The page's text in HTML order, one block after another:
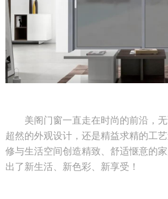
美阁门窗一直走在时尚的前沿，无
超然的外观设计，还是精益求精的工
修与生活空间创造精致、舒适惬意的
出了新生活、新色彩、新享受！